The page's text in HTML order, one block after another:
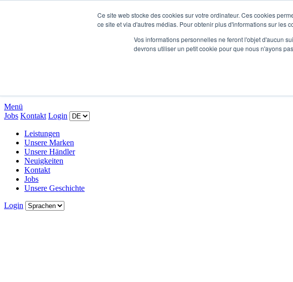
Ce site web stocke des cookies sur votre ordinateur. Ces cookies
ce site et via d'autres médias. Pour obtenir plus d'informations sur
Vos informations personnelles ne feront l'objet d'aucun
devrons utiliser un petit cookie pour que nous n'ayons
Menü
Jobs Kontakt Login
Leistungen
Unsere Marken
Unsere Händler
Neuigkeiten
Kontakt
Jobs
Unsere Geschichte
Login